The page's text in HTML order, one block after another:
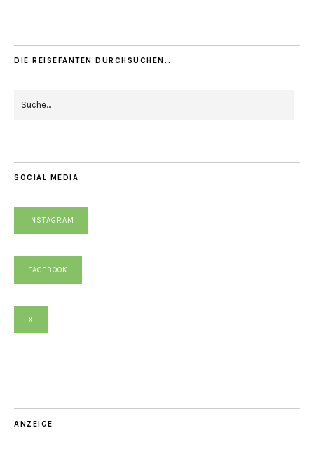
DIE REISEFANTEN DURCHSUCHEN…
SOCIAL MEDIA
INSTAGRAM
FACEBOOK
X
ANZEIGE